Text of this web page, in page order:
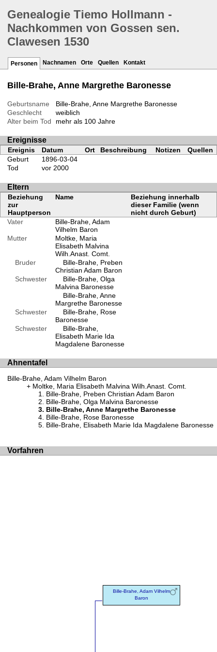
Genealogie Tiemo Hollmann -
Nachkommen von Gossen sen.
Clawesen 1530
Personen Nachnamen Orte Quellen Kontakt
Bille-Brahe, Anne Margrethe Baronesse
Geburtsname
Bille-Brahe, Anne Margrethe Baronesse
Geschlecht
weiblich
Alter beim Tod
mehr als 100 Jahre
Ereignisse
Ereignis Datum Ort Beschreibung Notizen
Quellen
Geburt
1896-03-04
Tod
vor 2000
Eltern
Beziehung
zur
Hauptperson
Name
Beziehung innerhalb
dieser Familie (wenn
nicht durch Geburt)
Vater
Bille-Brahe, Adam
Vilhelm Baron
Mutter
Moltke, Maria
Elisabeth Malvina
Wilh.Anast. Comt.
Bruder
Bille-Brahe, Preben
Christian Adam Baron
Schwester
Bille-Brahe, Olga
Malvina Baronesse
Bille-Brahe, Anne
Margrethe Baronesse
Schwester
Bille-Brahe, Rose
Baronesse
Schwester
Bille-Brahe,
Elisabeth Marie Ida
Magdalene Baronesse
Ahnentafel
Bille-Brahe, Adam Vilhelm Baron
Moltke, Maria Elisabeth Malvina Wilh.Anast. Comt.
Bille-Brahe, Preben Christian Adam Baron
Bille-Brahe, Olga Malvina Baronesse
Bille-Brahe, Anne Margrethe Baronesse
Bille-Brahe, Rose Baronesse
Bille-Brahe, Elisabeth Marie Ida Magdalene Baronesse
Vorfahren
Bille-Brahe, Adam Vilhelm
Baron